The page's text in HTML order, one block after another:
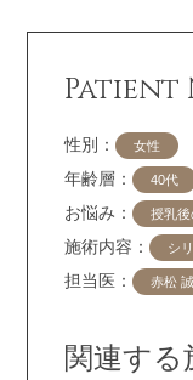
Patient
性別： 女性
年齢層： 40代
お悩み： 授乳
施術内容： シ
担当医： 赤松
関連する